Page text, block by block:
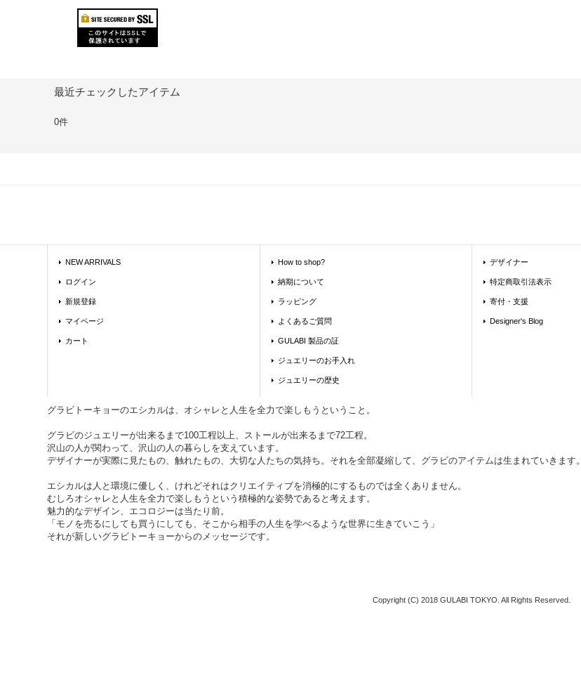
最近チェックしたアイテム
0件
NEW ARRIVALS
ログイン
新規登録
マイページ
カート
How to shop?
納期について
ラッピング
よくあるご質問
GULABI 製品の証
ジュエリーのお手入れ
ジュエリーの歴史
デザイナー
特定商取引法表示
寄付・支援
Designer's Blog
グラビトーキョーのエシカルは、オシャレと人生を全力で楽しもうということ。
グラビのジュエリーが出来るまで100工程以上、ストールが出来るまで72工程。
沢山の人が関わって、沢山の人の暮らしを支えています。
デザイナーが実際に見たもの、触れたもの、大切な人たちの気持ち。それを全部凝縮して、グラビのアイテムは生まれていきます。
エシカルは人と環境に優しく、けれどそれはクリエイティブを消極的にするものでは全くありません。
むしろオシャレと人生を全力で楽しもうという積極的な姿勢であると考えます。
魅力的なデザイン、エコロジーは当たり前。
「モノを売るにしても買うにしても、そこから相手の人生を学べるような世界に生きていこう」
それが新しいグラビトーキョーからのメッセージです。
Copyright (C) 2018 GULABI TOKYO. All Rights Reserved.